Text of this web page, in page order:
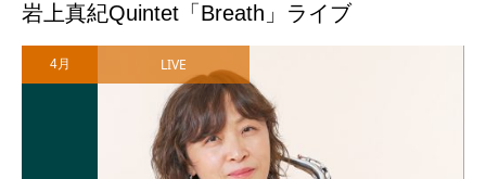
岩上真紀Quintet「Breath」ライブ
4月 LIVE